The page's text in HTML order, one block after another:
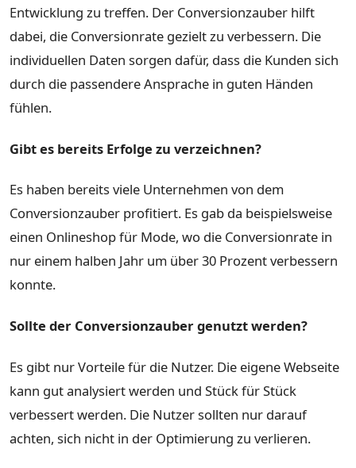
Entwicklung zu treffen. Der Conversionzauber hilft
dabei, die Conversionrate gezielt zu verbessern. Die
individuellen Daten sorgen dafür, dass die Kunden sich
durch die passendere Ansprache in guten Händen
fühlen.
Gibt es bereits Erfolge zu verzeichnen?
Es haben bereits viele Unternehmen von dem
Conversionzauber profitiert. Es gab da beispielsweise
einen Onlineshop für Mode, wo die Conversionrate in
nur einem halben Jahr um über 30 Prozent verbessern
konnte.
Sollte der Conversionzauber genutzt werden?
Es gibt nur Vorteile für die Nutzer. Die eigene Webseite
kann gut analysiert werden und Stück für Stück
verbessert werden. Die Nutzer sollten nur darauf
achten, sich nicht in der Optimierung zu verlieren.